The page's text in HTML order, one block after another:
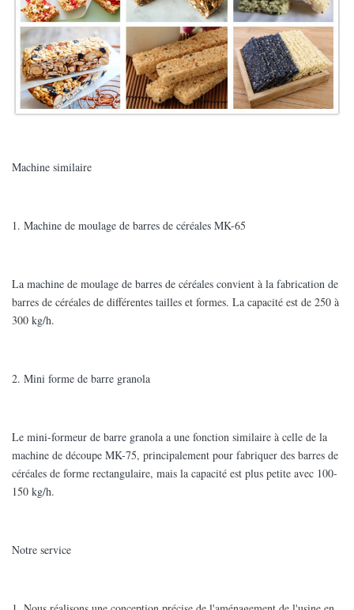
Machine similaire
1. Machine de moulage de barres de céréales MK-65
La machine de moulage de barres de céréales convient à la fabrication de
barres de céréales de différentes tailles et formes. La capacité est de 250 à
300 kg/h.
2. Mini forme de barre granola
Le mini-formeur de barre granola a une fonction similaire à celle de la
machine de découpe MK-75, principalement pour fabriquer des barres de
céréales de forme rectangulaire, mais la capacité est plus petite avec 100-
150 kg/h.
Notre service